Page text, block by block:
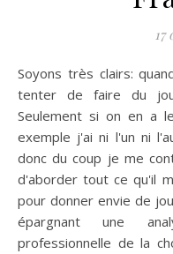
17
Soyons très clairs: quand on tient un blog, il ne faut pas
tenter de faire du
Seulement si on en a
exemple j'ai ni l'un ni
donc du coup je me
d'aborder tout ce qu'il
pour donner envie de
épargnant une
professionnelle de la